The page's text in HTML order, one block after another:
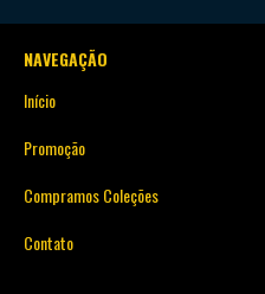
NAVEGAÇÃO
Início
Promoção
Compramos Coleções
Contato